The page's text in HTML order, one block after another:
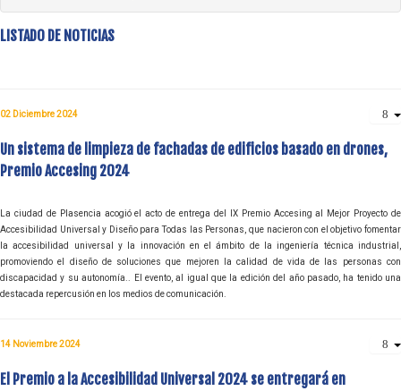
LISTADO DE NOTICIAS
02 Diciembre 2024
Un sistema de limpieza de fachadas de edificios basado en drones,
Premio Accesing 2024
La ciudad de Plasencia acogió el acto de entrega del IX Premio Accesing al Mejor Proyecto de
Accesibilidad Universal y Diseño para Todas las Personas, que nacieron con el objetivo fomentar
la accesibilidad universal y la innovación en el ámbito de la ingeniería técnica industrial,
promoviendo el diseño de soluciones que mejoren la calidad de vida de las personas con
discapacidad y su autonomía.. El evento, al igual que la edición del año pasado, ha tenido una
destacada repercusión en los medios de comunicación.
14 Noviembre 2024
El Premio a la Accesibilidad Universal 2024 se entregará en